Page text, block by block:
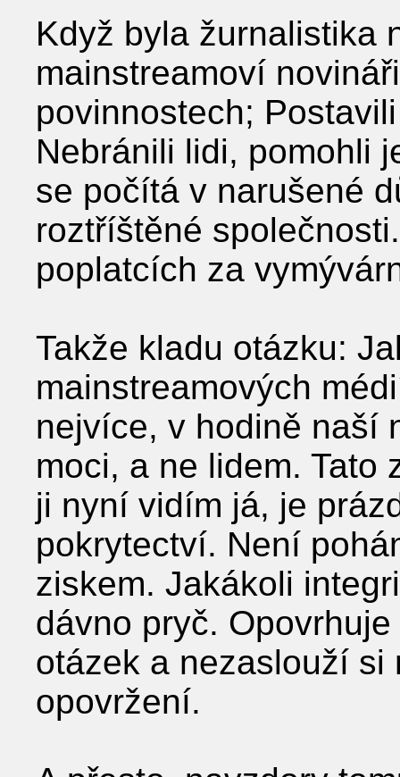
Když byla žurnalistika
mainstreamoví
povinnostech;
Nebránili lidi, pomohli
se počítá v narušené
roztříštěné
poplatcích za
Takže kladu otázku:
mainstreamových
nejvíce, v hodině naší
moci, a ne lidem. Tato
ji nyní vidím já, je
pokrytectví. Není
ziskem. Jakákoli
dávno pryč.
otázek a nezaslouží si
opovržení.